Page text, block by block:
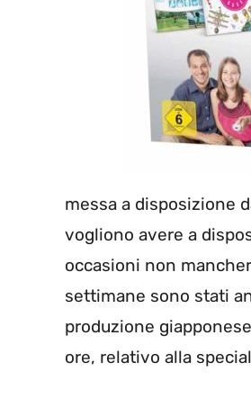
messa a disposizione
vogliono avere a
occasioni non
settimane sono stati
produzione
ore, relativo alla